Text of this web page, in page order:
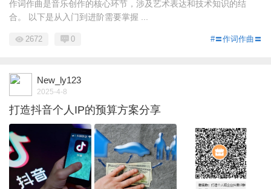
作词作曲是音乐创作的核心环节，涉及艺术表达和技术知识的结
合。 以下是从入门到进阶需要掌握 ...
#〓作词作曲〓
2672 0
New_ly123
2025-4-8
打造抖音个人IP的预算方案分享